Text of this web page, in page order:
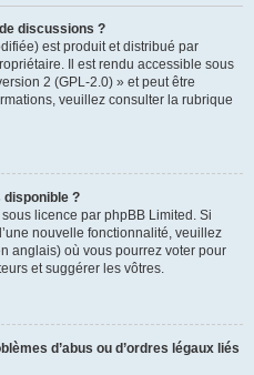
discussions ?
est produit et distribué par
Il est rendu accessible sous
2 (GPL-2.0) » et peut être
veuillez consulter la rubrique
disponible ?
licence par phpBB Limited. Si
nouvelle fonctionnalité, veuillez
anglais) où vous pourrez voter pour
et suggérer les vôtres.
d’abus ou d’ordres légaux liés